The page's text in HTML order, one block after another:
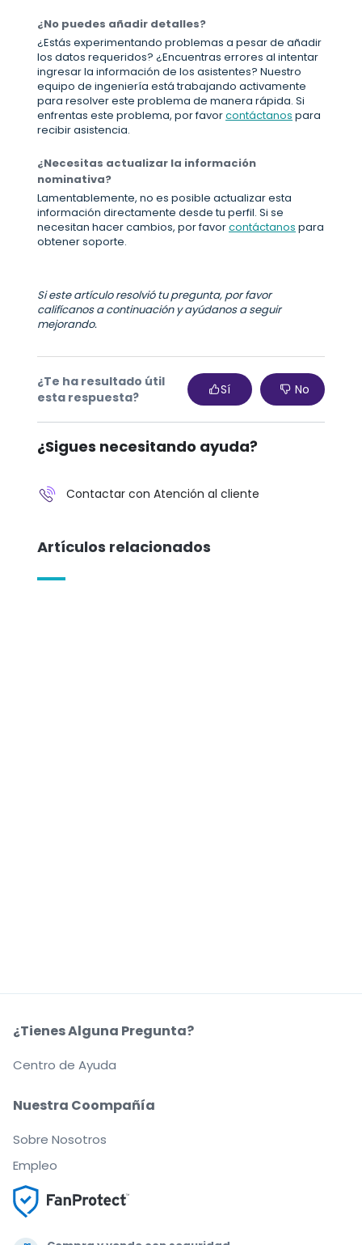
¿No puedes añadir detalles?
¿Estás experimentando problemas a pesar de añadir
los datos requeridos? ¿Encuentras errores al intentar
ingresar la información de los asistentes? Nuestro
equipo de ingeniería está trabajando activamente
para resolver este problema de manera rápida. Si
enfrentas este problema, por favorcontáctanos para
recibir asistencia.
¿Necesitas actualizar la información
nominativa?
Lamentablemente, no es posible actualizar esta
información directamente desde tu perfil. Si se
necesitan hacer cambios, por favorcontáctanos para
obtener soporte.
Si este artículo resolvió tu pregunta, por favor
califícanos a continuación y ayúdanos a seguir
mejorando.
¿Te ha resultado útil
esta respuesta?
Sí No
¿Sigues necesitando ayuda?
Contactar con Atención al cliente
Artículos relacionados
Nuestra Coompañía
Sobre Nosotros
Empleo
¿Tienes Alguna Pregunta?
Centro de Ayuda